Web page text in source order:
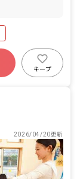
キープ
2026/04/20更新